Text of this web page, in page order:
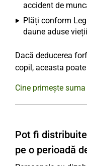
accident de
Plăți conform
daune aduse
Dacă deducerea
copil, aceasta
Cine primește
Pot fi
pe o perioadă